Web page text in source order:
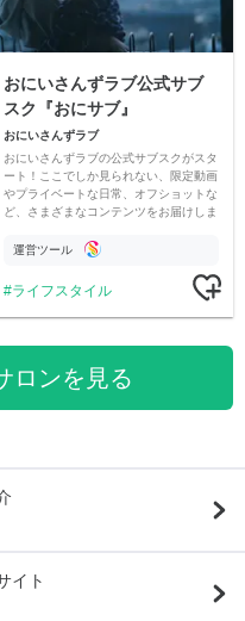
おにいさんずラブ公式サブ
スク『おにサブ』
おにいさんずラブ
おにいさんずラブの公式サブスクがスタ
ート！ここでしか見られない、限定動画
やプライベートな日常、オフショットな
ど、さまざまなコンテンツをお届けしま
運営ツール
ライフスタイル
ロンを見る
イト